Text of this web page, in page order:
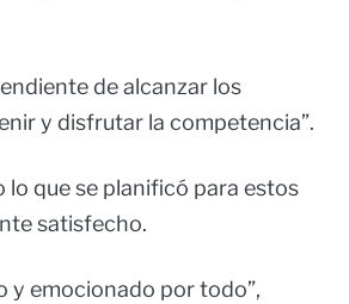
de alcanzar los
y disfrutar la competencia”.
que se planificó para estos
satisfecho.
y emocionado por todo”,